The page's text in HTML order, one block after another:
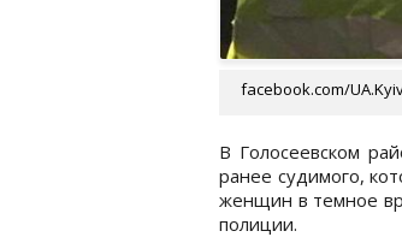
facebook.com/
В Голосеевском
ранее судимого,
женщин в темное
полиции.